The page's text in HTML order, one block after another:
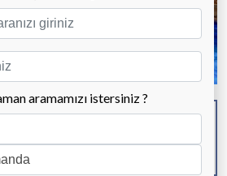
Fotoğrafları Göster
BANYO & WC
3 ADET
YATAK ODASI
aramamızı istersiniz ?